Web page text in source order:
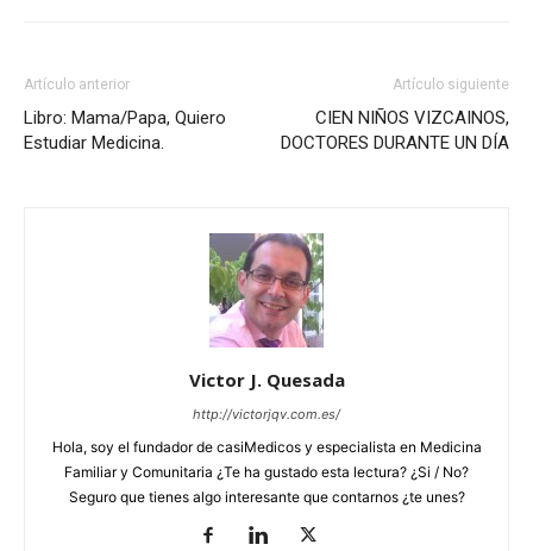
Artículo anterior
Libro: Mama/Papa, Quiero
Estudiar Medicina.
Artículo siguiente
CIEN NIÑOS VIZCAINOS,
DOCTORES DURANTE UN DÍA
Victor J. Quesada
http://victorjqv.com.es/
Hola, soy el fundador de casiMedicos y especialista en Medicina
Familiar y Comunitaria ¿Te ha gustado esta lectura? ¿Si / No?
Seguro que tienes algo interesante que contarnos ¿te unes?